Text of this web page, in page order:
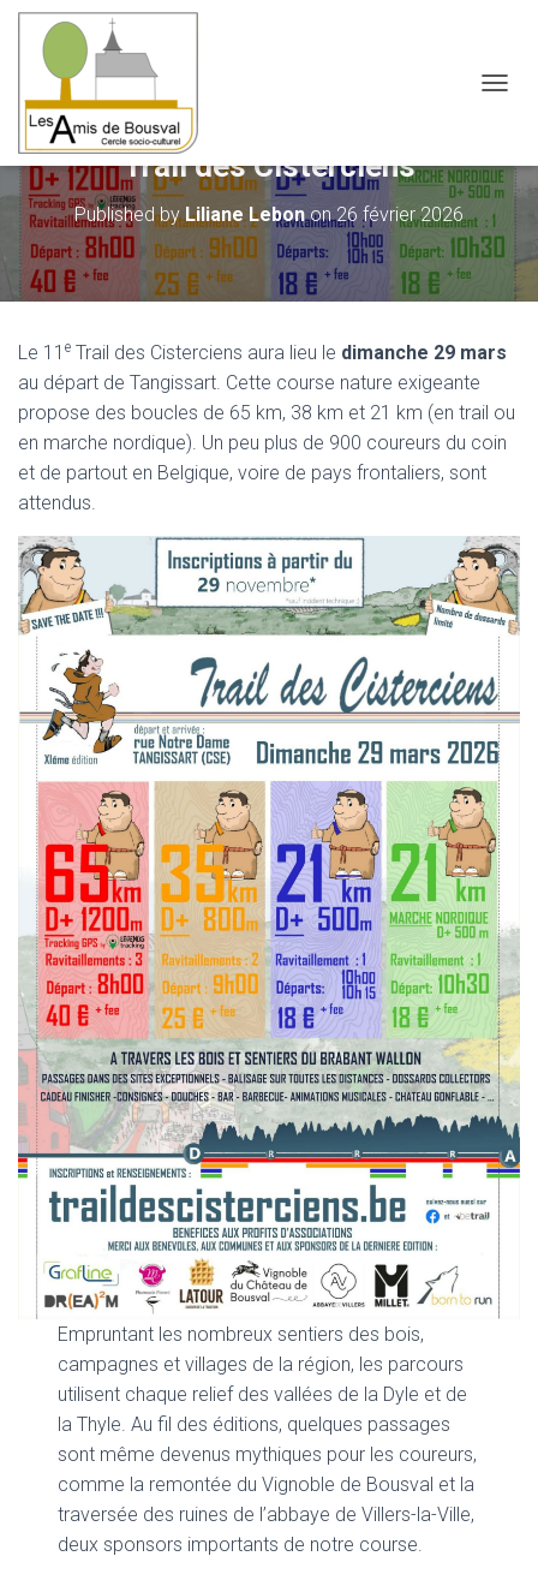
Trail des Cisterciens
Published byLiliane Lebonon26 février 2026
Le 11 e Trail des Cisterciens aura lieu le dimanche 29 mars
au départ de Tangissart. Cette course nature exigeante
propose des boucles de 65 km, 38 km et 21 km (en trail ou
en marche nordique). Un peu plus de 900 coureurs du coin
et de partout en Belgique, voire de pays frontaliers, sont
attendus.
Empruntant les nombreux sentiers des bois,
campagnes et villages de la région, les parcours
utilisent chaque relief des vallées de la Dyle et de
la Thyle. Au fil des éditions, quelques passages
sont même devenus mythiques pour les coureurs,
comme la remontée du Vignoble de Bousval et la
traversée des ruines de l’abbaye de Villers-la-Ville,
deux sponsors importants de notre course.